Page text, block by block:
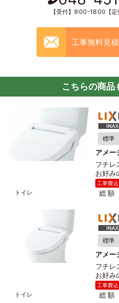
【受付】9:00-18:00【
工事無料見
こちらの商品
標準
アメー
フチレ
お好み
総額
標準
アメー
フチレ
お好み
総額